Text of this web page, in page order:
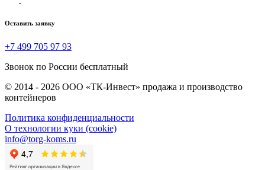
Оставить заявку
+7 499 705 97 93
Звонок по России бесплатный
© 2014 - 2026 ООО «ТК-Инвест» продажа и производство
контейнеров
Политика конфиденциальности
О технологии куки (cookie)
info@torg-koms.ru